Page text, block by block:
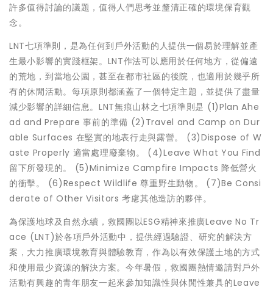
許多值得討論的議題，值得人們思考並釐清正確的環境保育觀
念。
LNT七項準則，是為任何到戶外活動的人提供一個易於理解並產
生最小影響的實踐框架。LNT作法可以應用於任何地方，從偏遠
的荒地，到當地公園，甚至在都市社區的後院，也適用於幾乎所
有的休閒活動。每項原則都涵蓋了一個特定主題，並提供了盡量
減少影響的詳細信息。LNT無痕山林之七項準則是 (1)Plan Ahe
ad and Prepare 事前的準備 (2)Travel and Camp on Dur
able Surfaces 在堅實的地表行走與露營。 (3)Dispose of W
aste Properly 適當處理廢棄物。 (4)Leave What You Find
留下所發現的。 (5)Minimize Campfire Impacts 降低營火
的衝擊。 (6)Respect Wildlife 尊重野生動物。 (7)Be Consi
derate of Other Visitors 考慮其他造訪的夥伴。
為保護地球及自然永續，救國團以ESG精神來推廣Leave No Tr
ace (LNT)於各項戶外活動中，提供經過驗證、研究的解決方
案，大力推廣環境教育與體驗教育，作為以有效保護土地的方式
和使用最少資源的解決方案。今年暑假，救國團熱情邀請對戶外
活動有興趣的青年朋友一起來參加知識性與休閒性兼具的Leave